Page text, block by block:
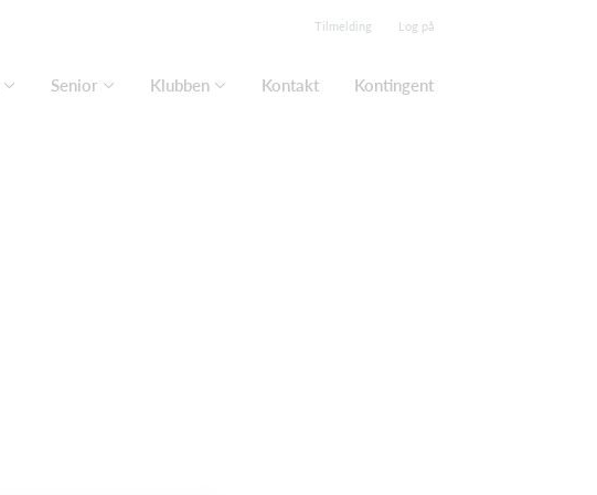
Tilmelding Log på
Senior Klubben Kontakt Kontingent